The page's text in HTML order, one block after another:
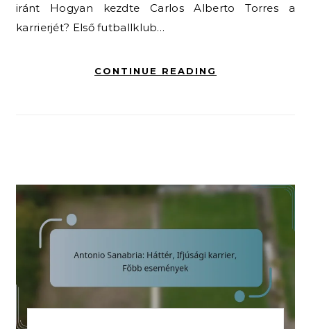
iránt Hogyan kezdte Carlos Alberto Torres a
karrierjét? Első futballklub…
CONTINUE READING